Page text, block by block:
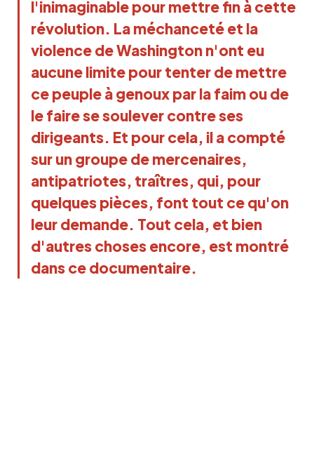
l'inimaginable pour mettre fin à cette
révolution. La méchanceté et la
violence de Washington n'ont eu
aucune limite pour tenter de mettre
ce peuple à genoux par la faim ou de
le faire se soulever contre ses
dirigeants. Et pour cela, il a compté
sur un groupe de mercenaires,
antipatriotes, traîtres, qui, pour
quelques pièces, font tout ce qu'on
leur demande. Tout cela, et bien
d'autres choses encore, est montré
dans ce documentaire.